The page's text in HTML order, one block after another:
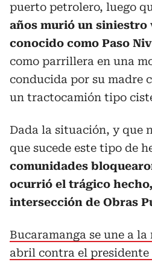
puerto petrolero, luego
años murió un siniestro
conocido como Paso
como parrillera en una
conducida por su madre
un tractocamión tipo
Dada la situación, y que
que sucede este tipo de
comunidades
ocurrió el trágico
intersección de Obras
Bucaramanga se une a la
abril contra el presidente